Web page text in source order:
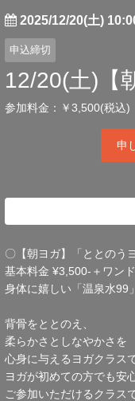
2025/12/20(土)
申込締切
12/20(土)【
参加料金：￥3,500(税込)
申
〇【朝ヨガ】「ととのう
基本料金 ¥3,500-＋ワン
身体に嬉しい「温泉水99
背骨をととのえ、
柔らかさとしなやかさを
心身に与えるヨガクラス
ヨガが初めての方でも安
ご参加いただけるクラス